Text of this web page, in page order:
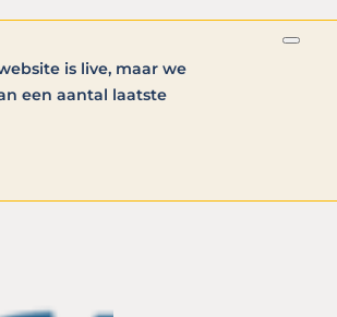
is live, maar we
een aantal laatste